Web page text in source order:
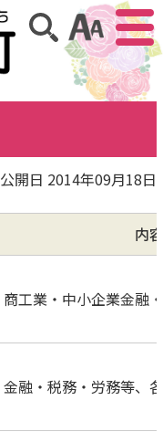
アクセ
サイト内検索
公開日 2014年09月18日
内
商工業・中小企業金融
金融・税務・労務等、